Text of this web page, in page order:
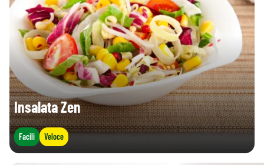
Insalata Zen
Facili Veloce